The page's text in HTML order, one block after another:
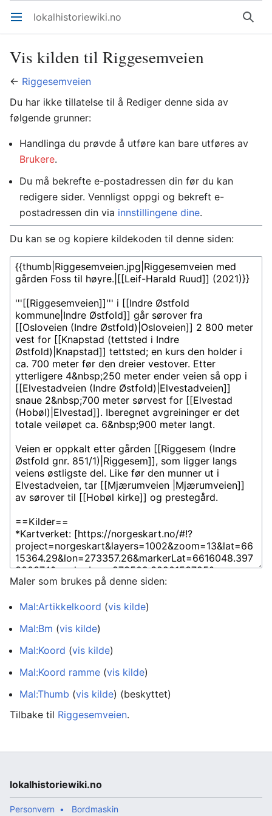
Åpne hovedmenyen lokalhistoriewiki.no Søk
Vis kilden til Riggesemveien
← Riggesemveien
Du har ikke tillatelse til å Rediger denne sida av
følgende grunner:
Handlinga du prøvde å utføre kan bare utføres av
Brukere.
Du må bekrefte e-postadressen din før du kan
redigere sider. Vennligst oppgi og bekreft e-
postadressen din via innstillingene dine.
Du kan se og kopiere kildekoden til denne siden:
Maler som brukes på denne siden:
Mal:Artikkelkoord (vis kilde)
Mal:Bm (vis kilde)
Mal:Koord (vis kilde)
Mal:Koord ramme (vis kilde)
Mal:Thumb (vis kilde) (beskyttet)
Tilbake til Riggesemveien.
lokalhistoriewiki.no
Personvern Bordmaskin